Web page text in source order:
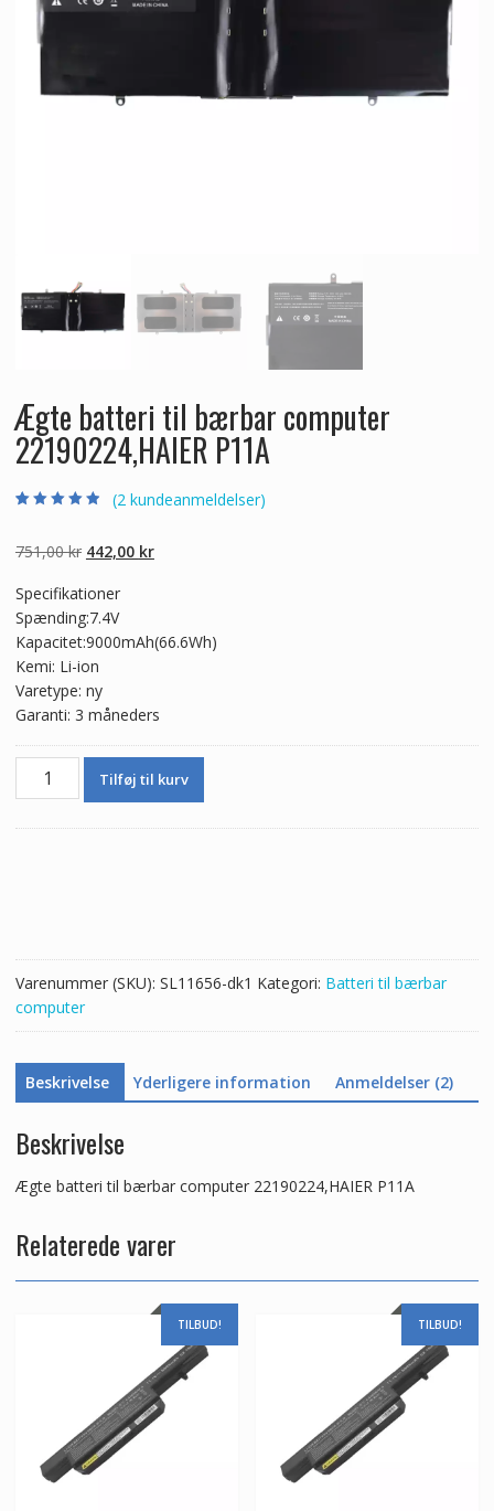
Ægte batteri til bærbar computer
22190224,HAIER P11A
baseret på
kundebedømme
(2 kundeanmeldelser)
751,00kr Den
pris
var:
751,00 kr.
442,00 krDen
442,00 kr.
Specifikationer
Spænding:7.4V
Kapacitet:9000mAh(66.6Wh)
Kemi: Li-ion
Varetype: ny
Garanti: 3 måneders
Ægte
Tilføj til kurv
Varenummer (SKU): SL11656-dk1 Kategori: Batteri til bærbar
computer
Beskrivelse Yderligere information Anmeldelser (2)
Beskrivelse
Ægte batteri til bærbar computer 22190224,HAIER P11A
Relaterede varer
TILBUD! TILBUD!